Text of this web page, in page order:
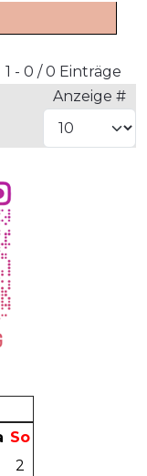
Paginierungsliste
1 - 0 / 0 Einträge
Anzeige #
So
2